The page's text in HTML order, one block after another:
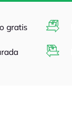
gratis